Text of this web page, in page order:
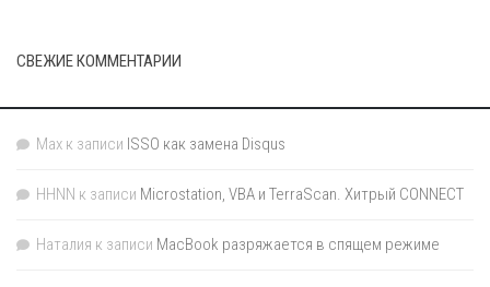
СВЕЖИЕ КОММЕНТАРИИ
Max к записи ISSO как замена Disqus
HHNN к записи Microstation, VBA и TerraScan. Хитрый CONNECT
Наталия к записи MacBook разряжается в спящем режиме